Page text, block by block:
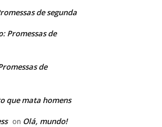
de segunda
Promessas de
de
que mata homens
on Olá, mundo!